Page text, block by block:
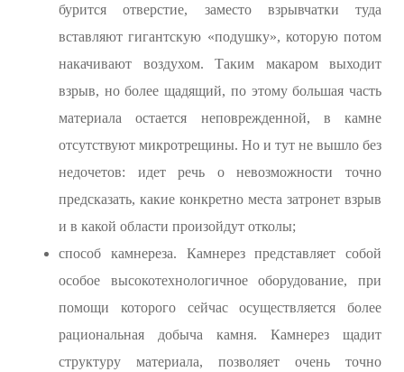
бурится отверстие, заместо взрывчатки туда
вставляют гигантскую «подушку», которую потом
накачивают воздухом. Таким макаром выходит
взрыв, но более щадящий, по этому большая часть
материала остается неповрежденной, в камне
отсутствуют микротрещины. Но и тут не вышло без
недочетов: идет речь о невозможности точно
предсказать, какие конкретно места затронет взрыв
и в какой области произойдут отколы;
способ камнереза. Камнерез представляет собой
особое высокотехнологичное оборудование, при
помощи которого сейчас осуществляется более
рациональная добыча камня. Камнерез щадит
структуру материала, позволяет очень точно